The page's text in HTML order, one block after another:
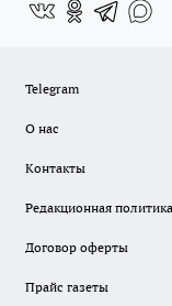
Telegram
О нас
Контакты
Редакционная политика
Договор оферты
Прайс газеты